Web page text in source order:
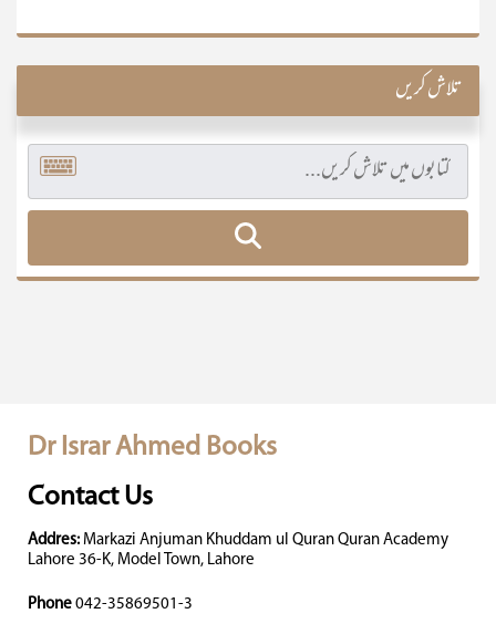
تلاش کریں
Dr Israr Ahmed Books
Contact Us
Addres: Markazi Anjuman Khuddam ul Quran Quran Academy
Lahore 36-K, Model Town, Lahore
Phone 042-35869501-3